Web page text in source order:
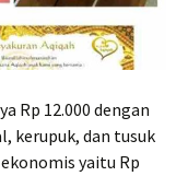
Rp 12.000 dengan
kerupuk, dan tusuk
yaitu Rp